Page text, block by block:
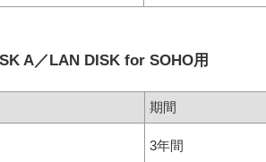
A／LAN DISK for SOHO用
期間
3年間